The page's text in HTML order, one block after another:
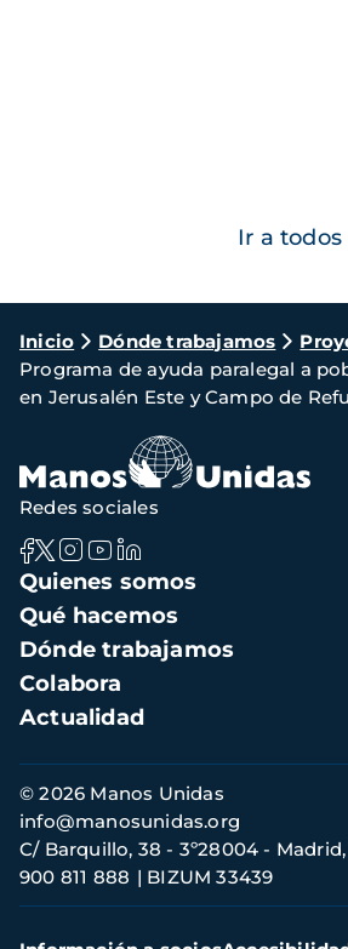
Ir a
Ruta
de
navegación
Inicio Dónde trabajamos
Programa de ayuda paralegal a
en Jerusalén Este y Campo de
Navegación
principal
Quienes somos
Qué hacemos
Dónde trabajamos
Colabora
Actualidad
Redes sociales
Información
de
contacto
© 2026 Manos Unidas
C/ Barquillo, 38 - 3º28004 -
900 811 888
BIZUM 33439
info@manosunidas.org